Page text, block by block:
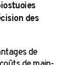
des
de